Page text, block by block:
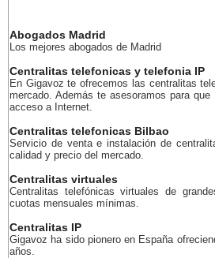
Abogados Madrid
Los mejores abogados de Madrid
Centralitas telefonicas y telefonia IP
En Gigavoz te ofrecemos las centralitas
mercado. Además te asesoramos para
acceso a Internet.
Centralitas telefonicas Bilbao
Servicio de venta e instalación de
calidad y precio del mercado.
Centralitas virtuales
Centralitas telefónicas virtuales de
cuotas mensuales mínimas.
Centralitas IP
Gigavoz ha sido pionero en España
años.